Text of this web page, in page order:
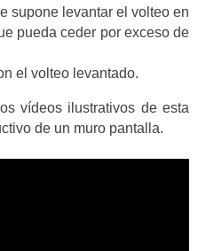
supone levantar el volteo en
pueda ceder por exceso de
el volteo levantado.
vídeos ilustrativos de esta
de un muro pantalla.